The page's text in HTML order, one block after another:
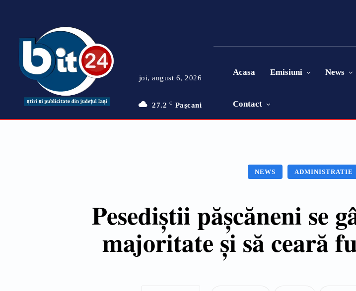
joi, august 6, 2026
27.2 C Paşcani
Acasa Emisiuni News
Contact
NEWS ADMINISTRATIE
Pesediștii pășcăneni se
majoritate și să ceară